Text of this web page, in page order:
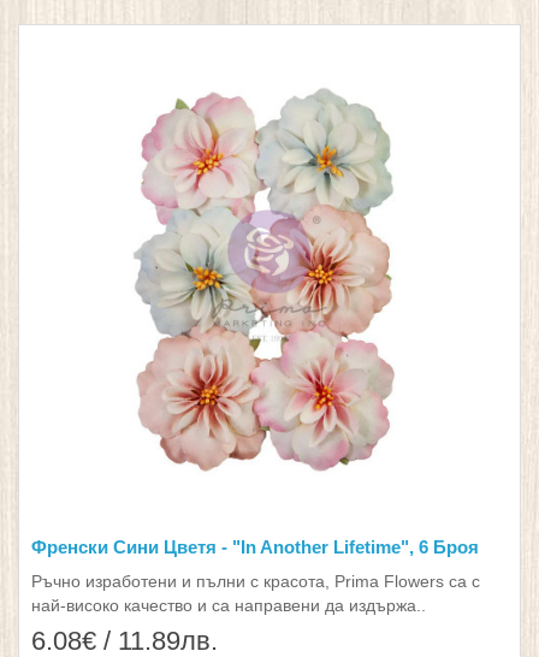
Френски Сини Цветя - "In Another Lifetime", 6 Броя
Ръчно изработени и пълни с красота, Prima Flowers са с
най-високо качество и са направени да издържа..
6.08€ / 11.89лв.